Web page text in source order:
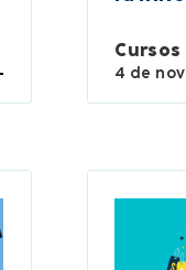
Cursos
4 de